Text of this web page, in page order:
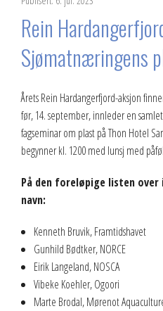
Rein
Sjømatnæringens
Årets Rein Hardangerfjord-aksjon
før, 14. september, innleder en
fagseminar om plast på Thon Hotel
begynner kl. 1200 med lunsj med
På den foreløpige listen
navn:
Kenneth Bruvik, Framtidshavet
Gunhild Bødtker, NORCE
Eirik Langeland, NOSCA
Vibeke Koehler, Ogoori
Marte Brodal, Mørenot